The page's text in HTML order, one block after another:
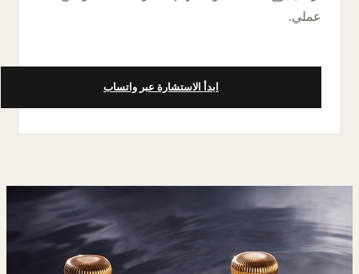
عملي.
ابدأ الاستشارة عبر واتساب